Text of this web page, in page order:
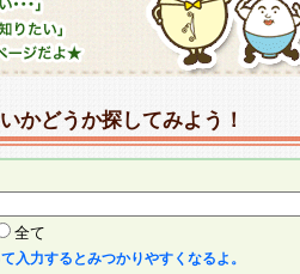
かどうか探してみよう！
全て
入力するとみつかりやすくなるよ。